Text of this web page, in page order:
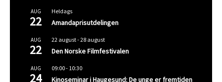
AUG
22
Heldags
Amandaprisutdelingen
AUG
22
22 august-28 august
Den Norske Filmfestivalen
AUG
24
09:00- 10:30
Kinoseminar i Haugesund: De unge er fremtiden